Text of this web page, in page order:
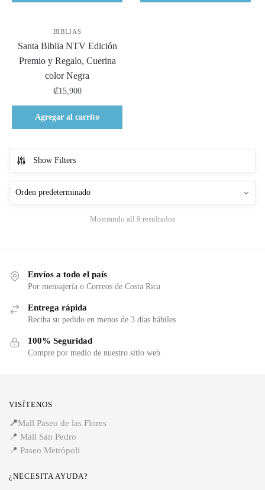
BIBLIAS
Santa Biblia NTV Edición
Premio y Regalo, Cuerina
color Negra
₡15,900
Agregar al carrito
Show Filters
Mostrando all 9 resultados
Envíos a todo el país
Por mensajería o Correos de Costa Rica
Entrega rápida
Reciba su pedido en menos de 3 días hábiles
100% Seguridad
Compre por medio de nuestro sitio web
VISÍTENOS
📍Mall Paseo de las Flores
📍 Mall San Pedro
📍 Paseo Metrópoli
¿NECESITA AYUDA?